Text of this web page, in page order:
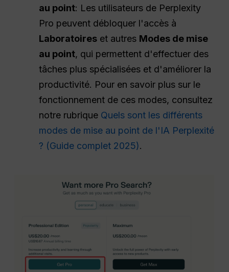
au point: Les utilisateurs de Perplexity
Pro peuvent débloquer l'accès à
Laboratoires et autres Modes de mise
au point, qui permettent d'effectuer des
tâches plus spécialisées et d'améliorer la
productivité. Pour en savoir plus sur le
fonctionnement de ces modes, consultez
notre rubrique Quels sont les différents
modes de mise au point de l'IA Perplexité
? (Guide complet 2025).